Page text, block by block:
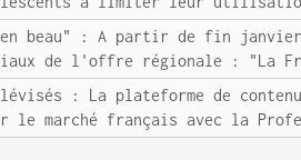
beau" : A partir de fin janvier,
de l'offre régionale : "La
: La plateforme de
marché français avec la